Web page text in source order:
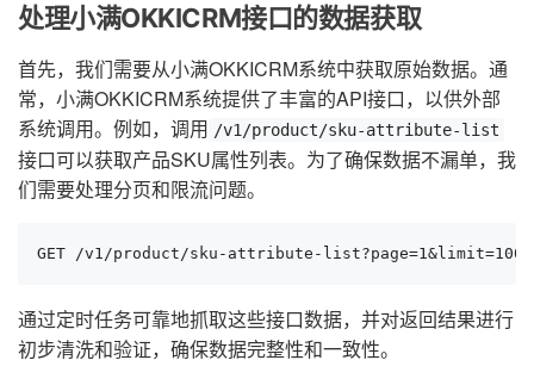
处理小满OKKICRM接口的数据获取
首先，我们需要从小满OKKICRM系统中获取原始数据。通
常，小满OKKICRM系统提供了丰富的API接口，以供外部
系统调用。例如，调用 /v1/product/sku-attribute-list
接口可以获取产品SKU属性列表。为了确保数据不漏单，我
们需要处理分页和限流问题。
GET /v1/product/sku-attribute-list?page=1&limit=100
通过定时任务可靠地抓取这些接口数据，并对返回结果进行
初步清洗和验证，确保数据完整性和一致性。